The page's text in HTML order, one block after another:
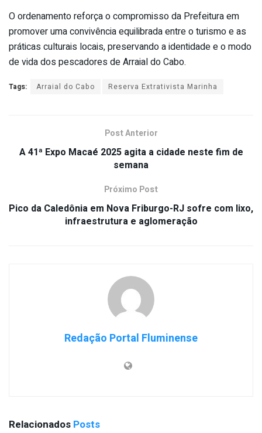
O ordenamento reforça o compromisso da Prefeitura em
promover uma convivência equilibrada entre o turismo e as
práticas culturais locais, preservando a identidade e o modo
de vida dos pescadores de Arraial do Cabo.
Tags: Arraial do Cabo Reserva Extrativista Marinha
Post Anterior
A 41ª Expo Macaé 2025 agita a cidade neste fim de
semana
Próximo Post
Pico da Caledônia em Nova Friburgo-RJ sofre com lixo,
infraestrutura e aglomeração
Redação Portal Fluminense
Relacionados Posts